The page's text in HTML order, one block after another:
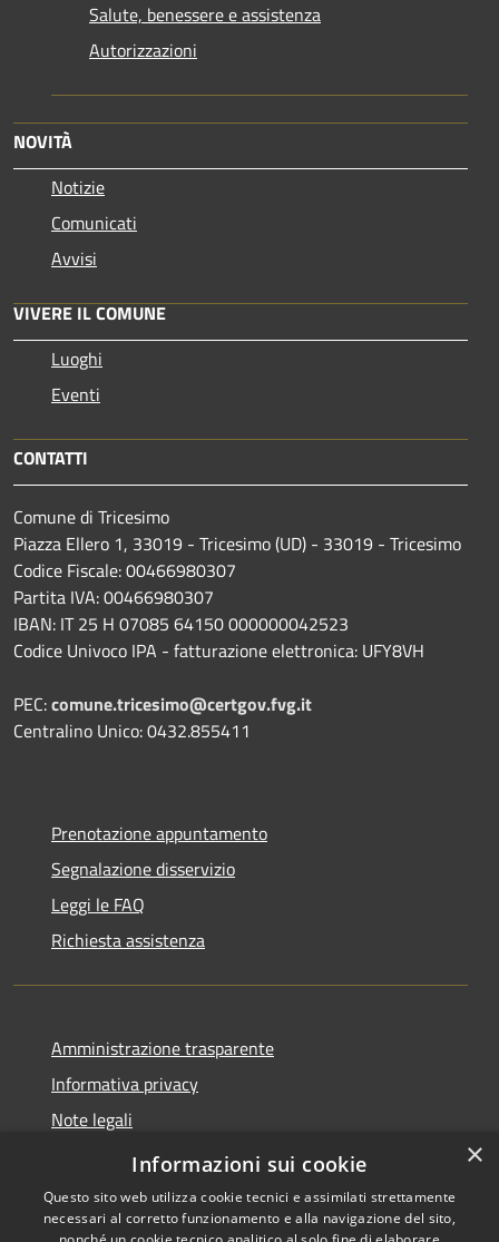
Salute, benessere e assistenza
Autorizzazioni
NOVITÀ
Notizie
Comunicati
Avvisi
VIVERE IL COMUNE
Luoghi
Eventi
CONTATTI
Comune di Tricesimo
Piazza Ellero 1, 33019 - Tricesimo (UD) - 33019 - Tricesimo
Codice Fiscale: 00466980307
Partita IVA: 00466980307
IBAN: IT 25 H 07085 64150 000000042523
Codice Univoco IPA - fatturazione elettronica: UFY8VH
PEC:comune.tricesimo@certgov.fvg.it
Centralino Unico: 0432.855411
Prenotazione appuntamento
Segnalazione disservizio
Leggi le FAQ
Richiesta assistenza
Amministrazione trasparente
Informativa privacy
Note legali
Dichiarazione di accessibilità
×
Informazioni sui cookie
Questo sito web utilizza cookie tecnici e assimilati strettamente
necessari al corretto funzionamento e alla navigazione del sito,